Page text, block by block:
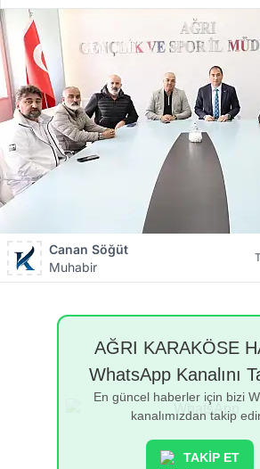
Canan Söğüt
Muhabir
AĞRI KARAKÖSE
WhatsApp Kanalını
En güncel haberler için bizi
kanalımızdan takip
TAKİP ET